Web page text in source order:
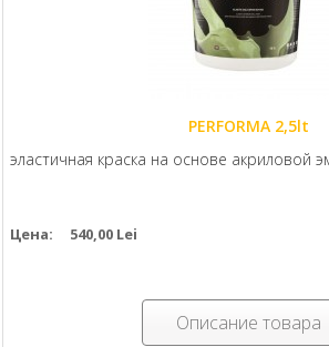
PERFORMA 2,5lt
эластичная краска на основе акриловой
Цена: 540,00 Lei
Описание товара